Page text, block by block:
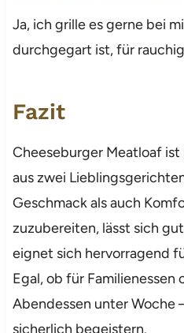
Ja, ich grille es gerne bei
durchgegart ist, für
Fazit
Cheeseburger Meatloaf
aus zwei
Geschmack als auch
zuzubereiten, lässt sich
eignet sich hervorragend
Egal, ob für Familienessen
Abendessen unter Woche
sicherlich begeistern.